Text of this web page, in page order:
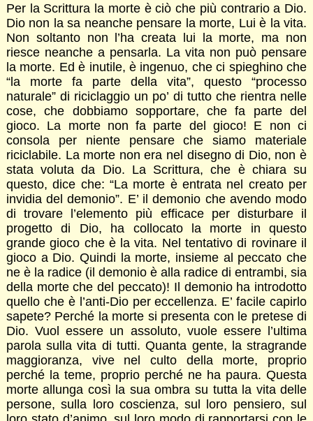
Per la Scrittura la morte è ciò che più contrario a Dio.
Dio non la sa neanche pensare la morte, Lui è la vita.
Non soltanto non l’ha creata lui la morte, ma non
riesce neanche a pensarla. La vita non può pensare
la morte. Ed è inutile, è ingenuo, che ci spieghino che
“la morte fa parte della vita”, questo “processo
naturale” di riciclaggio un po’ di tutto che rientra nelle
cose, che dobbiamo sopportare, che fa parte del
gioco. La morte non fa parte del gioco! E non ci
consola per niente pensare che siamo materiale
riciclabile. La morte non era nel disegno di Dio, non è
stata voluta da Dio. La Scrittura, che è chiara su
questo, dice che: “La morte è entrata nel creato per
invidia del demonio”. E’ il demonio che avendo modo
di trovare l’elemento più efficace per disturbare il
progetto di Dio, ha collocato la morte in questo
grande gioco che è la vita. Nel tentativo di rovinare il
gioco a Dio. Quindi la morte, insieme al peccato che
ne è la radice (il demonio è alla radice di entrambi, sia
della morte che del peccato)! Il demonio ha introdotto
quello che è l’anti-Dio per eccellenza. E’ facile capirlo
sapete? Perché la morte si presenta con le pretese di
Dio. Vuol essere un assoluto, vuole essere l’ultima
parola sulla vita di tutti. Quanta gente, la stragrande
maggioranza, vive nel culto della morte, proprio
perché la teme, proprio perché ne ha paura. Questa
morte allunga così la sua ombra su tutta la vita delle
persone, sulla loro coscienza, sul loro pensiero, sul